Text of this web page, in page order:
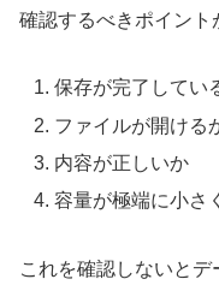
確認するべきポイント
保存が完了してい
ファイルが開ける
内容が正しいか
容量が極端に小さ
これを確認しないとデ